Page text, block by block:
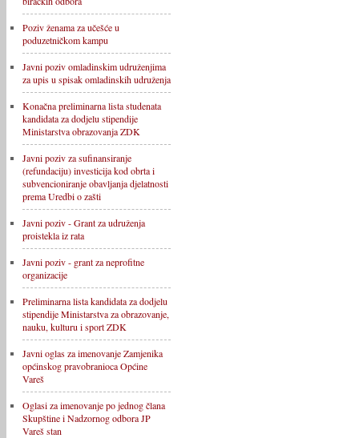
Poziv ženama za učešće u
poduzetničkom kampu
Javni poziv omladinskim udruženjima
za upis u spisak omladinskih udruženja
Konačna preliminarna lista studenata
kandidata za dodjelu stipendije
Ministarstva obrazovanja ZDK
Javni poziv za sufinansiranje
(refundaciju) investicija kod obrta i
subvencioniranje obavljanja djelatnosti
prema Uredbi o zašti
Javni poziv - Grant za udruženja
proistekla iz rata
Javni poziv - grant za neprofitne
organizacije
Preliminarna lista kandidata za dodjelu
stipendije Ministarstva za obrazovanje,
nauku, kulturu i sport ZDK
Javni oglas za imenovanje Zamjenika
općinskog pravobranioca Općine
Vareš
Oglasi za imenovanje po jednog člana
Skupštine i Nadzornog odbora JP
Vareš stan